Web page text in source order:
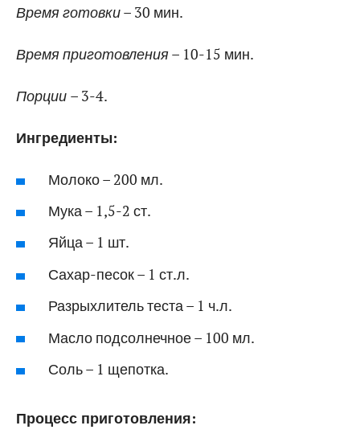
Время готовки– 30 мин.
Время приготовления– 10-15 мин.
Порции – 3-4.
Ингредиенты:
Молоко – 200 мл.
Мука – 1,5-2 ст.
Яйца – 1 шт.
Сахар-песок – 1 ст.л.
Разрыхлитель теста – 1 ч.л.
Масло подсолнечное – 100 мл.
Соль – 1 щепотка.
Процесс приготовления: